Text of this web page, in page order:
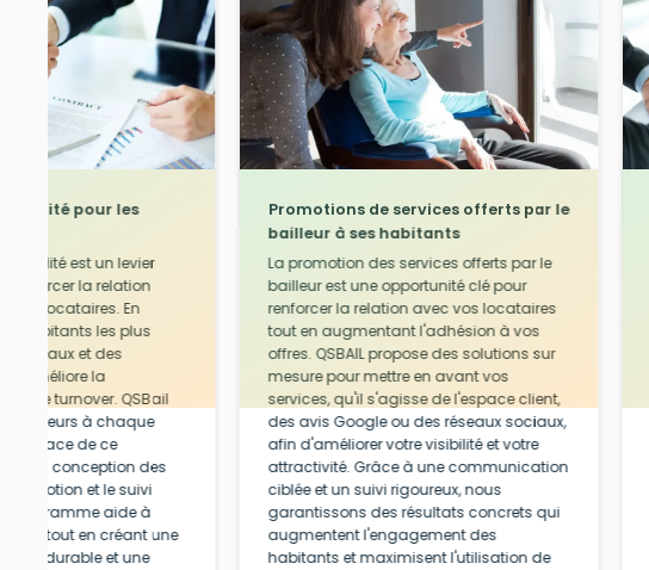
fidélité pour les
fidélité est un levier
renforcer la relation
ses locataires. En
habitants les plus
cadeaux et des
améliore la
le turnover. QSBail
bailleurs à chaque
en place de ce
la conception des
promotion et le suivi
programme aide à
tout en créant une
durable et une
Promotions de services offerts par le
bailleur à ses habitants
La promotion des services offerts par le
bailleur est une opportunité clé pour
renforcer la relation avec vos locataires
tout en augmentant l'adhésion à vos
offres. QSBAIL propose des solutions sur
mesure pour mettre en avant vos
services, qu'il s'agisse de l'espace client,
des avis Google ou des réseaux sociaux,
afin d'améliorer votre visibilité et votre
attractivité. Grâce à une communication
ciblée et un suivi rigoureux, nous
garantissons des résultats concrets qui
augmentent l'engagement des
habitants et maximisent l'utilisation de